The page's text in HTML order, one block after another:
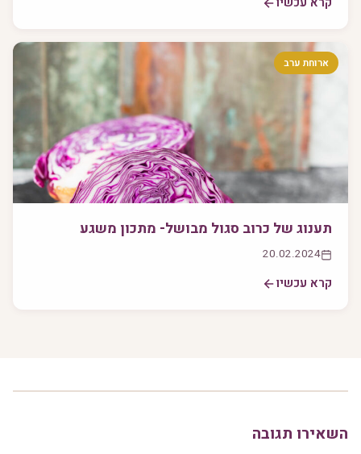
ארוחת ערב
תענוג של כרוב סגול מבושל- מתכון משגע
20.02.2024
קרא עכשיו
השאירו תגובה